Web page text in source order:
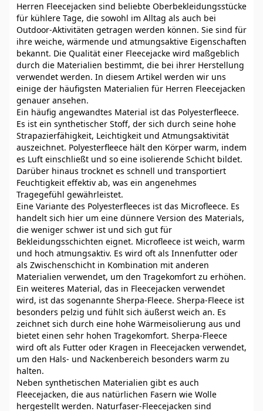
Herren Fleecejacken sind beliebte Oberbekleidungsstücke
für kühlere Tage, die sowohl im Alltag als auch bei
Outdoor-Aktivitäten getragen werden können. Sie sind für
ihre weiche, wärmende und atmungsaktive Eigenschaften
bekannt. Die Qualität einer Fleecejacke wird maßgeblich
durch die Materialien bestimmt, die bei ihrer Herstellung
verwendet werden. In diesem Artikel werden wir uns
einige der häufigsten Materialien für Herren Fleecejacken
genauer ansehen.
Ein häufig angewandtes Material ist das Polyesterfleece.
Es ist ein synthetischer Stoff, der sich durch seine hohe
Strapazierfähigkeit, Leichtigkeit und Atmungsaktivität
auszeichnet. Polyesterfleece hält den Körper warm, indem
es Luft einschließt und so eine isolierende Schicht bildet.
Darüber hinaus trocknet es schnell und transportiert
Feuchtigkeit effektiv ab, was ein angenehmes
Tragegefühl gewährleistet.
Eine Variante des Polyesterfleeces ist das Microfleece. Es
handelt sich hier um eine dünnere Version des Materials,
die weniger schwer ist und sich gut für
Bekleidungsschichten eignet. Microfleece ist weich, warm
und hoch atmungsaktiv. Es wird oft als Innenfutter oder
als Zwischenschicht in Kombination mit anderen
Materialien verwendet, um den Tragekomfort zu erhöhen.
Ein weiteres Material, das in Fleecejacken verwendet
wird, ist das sogenannte Sherpa-Fleece. Sherpa-Fleece ist
besonders pelzig und fühlt sich äußerst weich an. Es
zeichnet sich durch eine hohe Wärmeisolierung aus und
bietet einen sehr hohen Tragekomfort. Sherpa-Fleece
wird oft als Futter oder Kragen in Fleecejacken verwendet,
um den Hals- und Nackenbereich besonders warm zu
halten.
Neben synthetischen Materialien gibt es auch
Fleecejacken, die aus natürlichen Fasern wie Wolle
hergestellt werden. Naturfaser-Fleecejacken sind